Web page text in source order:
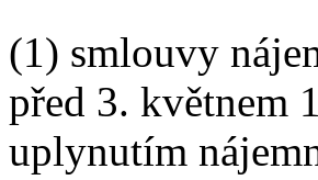
(1) smlouvy
před 3. květnem
uplynutím